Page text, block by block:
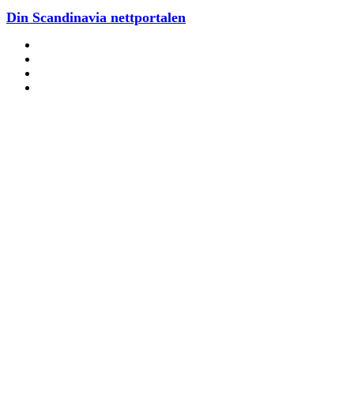
Din Scandinavia nettportalen